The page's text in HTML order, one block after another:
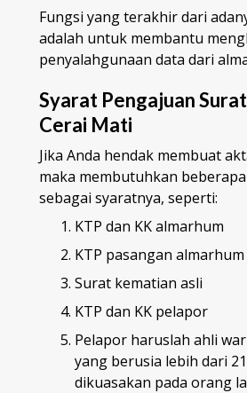
Fungsi yang terakhir dari
adalah untuk membantu
penyalahgunaan data dari
Syarat Pengajuan
Cerai Mati
Jika Anda hendak membuat
maka membutuhkan
sebagai syaratnya, seperti:
KTP dan KK almarhum
KTP pasangan
Surat kematian asli
KTP dan KK pelapor
Pelapor haruslah ahli
yang berusia lebih dari
dikuasakan pada orang